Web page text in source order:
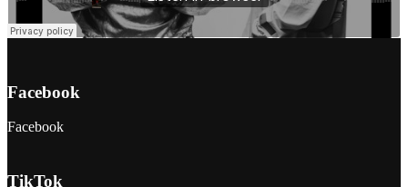
Facebook
Facebook
TikTok